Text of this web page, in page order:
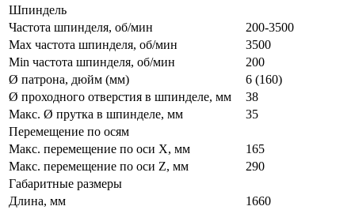
Шпиндель
Частота шпинделя, об/мин
200-3500
Max частота шпинделя, об/мин
3500
Min частота шпинделя, об/мин
200
Ø патрона, дюйм (мм)
6 (160)
Ø проходного отверстия в шпинделе, мм
38
Макс. Ø прутка в шпинделе, мм
35
Перемещение по осям
Макс. перемещение по оси X, мм
165
Макс. перемещение по оси Z, мм
290
Габаритные размеры
Длина, мм
1660